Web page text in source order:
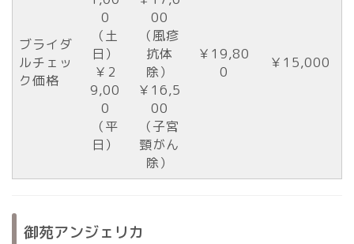
ブライダ
ルチェッ
ク価格
0
（土
日）
￥2
9,00
0
（平
日）
00
（風疹
抗体
除）
￥16,5
00
（子宮
頸がん
除）
￥19,80
0
￥15,000
御苑アンジェリカ